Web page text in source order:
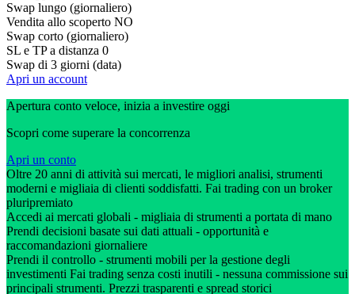
Swap lungo (giornaliero)
Vendita allo scoperto NO
Swap corto (giornaliero)
SL e TP a distanza 0
Swap di 3 giorni (data)
Apri un account
Apertura conto veloce, inizia a investire oggi
Scopri come superare la concorrenza
Apri un conto
Oltre 20 anni di attività sui mercati, le migliori analisi, strumenti
moderni e migliaia di clienti soddisfatti. Fai trading con un broker
pluripremiato
Accedi ai mercati globali - migliaia di strumenti a portata di mano
Prendi decisioni basate sui dati attuali - opportunità e
raccomandazioni giornaliere
Prendi il controllo - strumenti mobili per la gestione degli
investimenti Fai trading senza costi inutili - nessuna commissione sui
principali strumenti. Prezzi trasparenti e spread storici